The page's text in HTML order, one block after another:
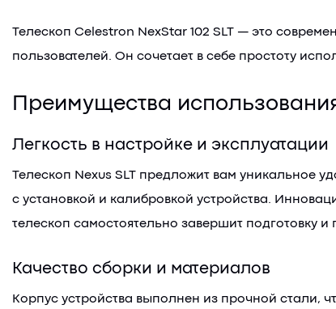
Телескоп Celestron NexStar 102 SLT — это
пользователей. Он сочетает в себе простоту
Преимущества
Легкость в настройке и эксплуатации
Телескоп Nexus SLT предложит вам уникальное
с установкой и калибровкой устройства.
телескоп самостоятельно завершит подготовку и
Качество сборки и материалов
Корпус устройства выполнен из прочной стали,